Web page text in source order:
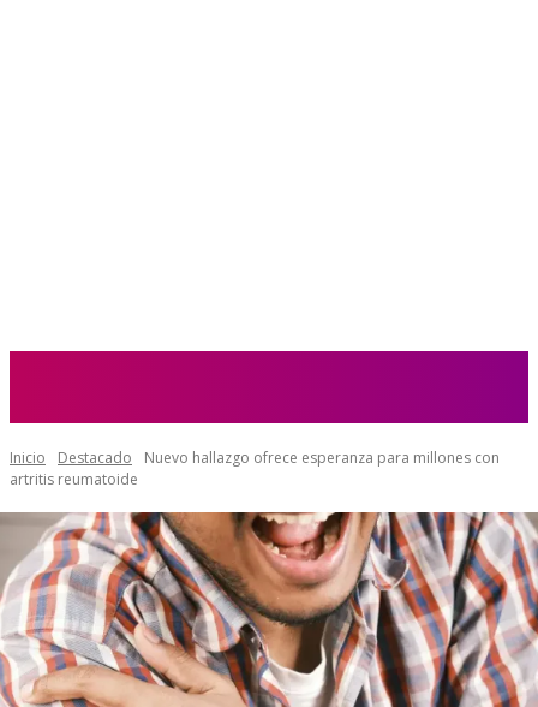
Inicio Destacado
Nuevo hallazgo ofrece esperanza para millones con
artritis reumatoide